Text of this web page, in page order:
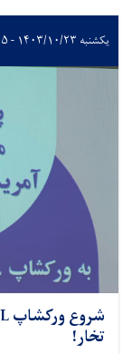
یکشنبه ۱۴۰۳/۱۰/۲۳ - ۱۲:۵
تخار!